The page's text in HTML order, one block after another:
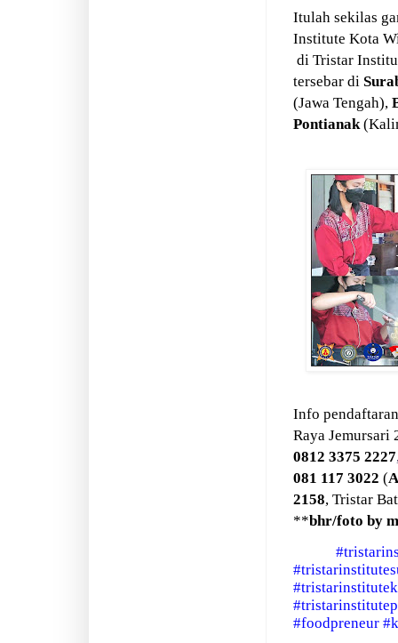
Itulah sekilas
Institute Kota
di Tristar
tersebar di
(Jawa Tengah),
Pontianak
Info
Raya Jemursari
0812 3375 2227
081 117 3022 (
2158, Tristar
**bhr/foto by
#foodpreneur